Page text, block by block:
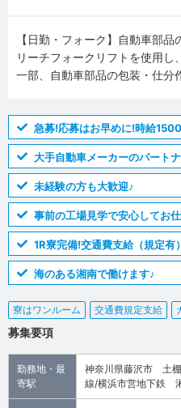
【日勤・フォーク】自動車部品
リーチフォークリフトを使用
一部、自動車部品の包装・仕分
急募!応募はお早めに!時給
大手自動車メーカーのパート
未経験の方も大歓迎♪
事前の工場見学で安心してお
1R寮完備!交通費支給（規定有）
海のある湘南で働けます♪
寮はワンルーム 交通費規定支給
募集要項
勤務地・最
寄駅
神奈川県藤沢市 土
線/横浜市営地下鉄